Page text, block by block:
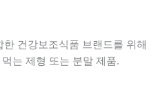
건강보조식품 브랜드를 위해
는 제형 또는 분말 제품.